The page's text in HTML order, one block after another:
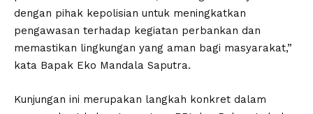
dengan pihak kepolisian untuk meningkatkan
pengawasan terhadap kegiatan perbankan dan
memastikan lingkungan yang aman bagi masyarakat,”
kata Bapak Eko Mandala Saputra.
Kunjungan ini merupakan langkah konkret dalam